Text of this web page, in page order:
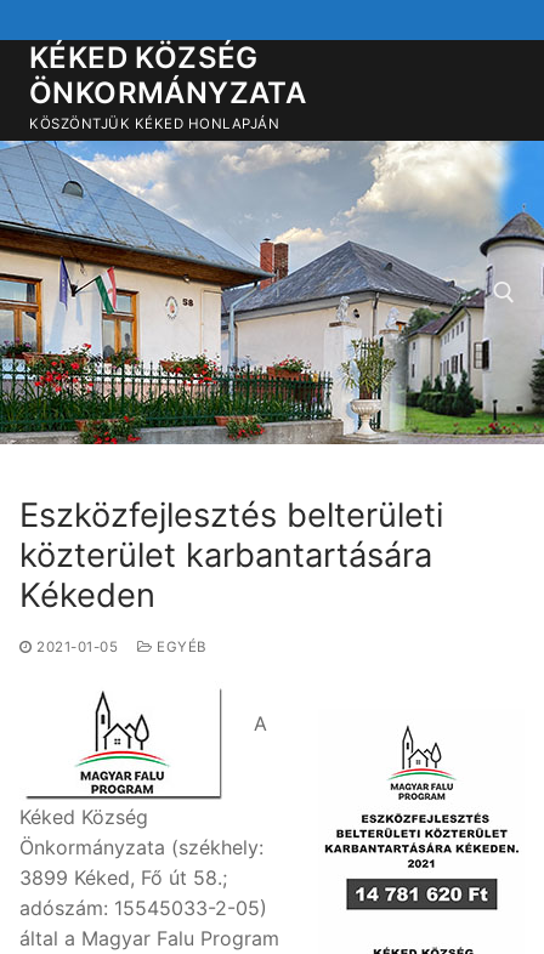
a
tartalomra
KÉKED KÖZSÉG
ÖNKORMÁNYZATA
KÖSZÖNTJÜK KÉKED HONLAPJÁN
Keresése:
Eszközfejlesztés belterületi
közterület karbantartására
Kékeden
2021-01-05 EGYÉB
A
Kéked Község
Önkormányzata (székhely:
3899 Kéked, Fő út 58.;
adószám: 15545033-2-05)
által a Magyar Falu Program